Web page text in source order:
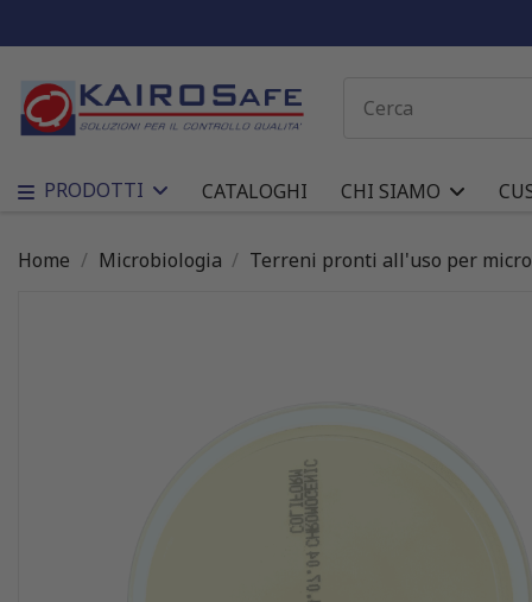
PRODOTTI CATALOGHI CHI SIAMO
Home Microbiologia Terreni pronti all'uso per